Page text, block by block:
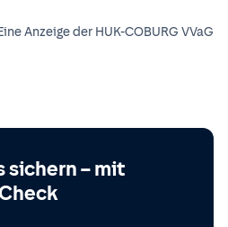
Anzeige der HUK-COBURG VVaG
sichern – mit